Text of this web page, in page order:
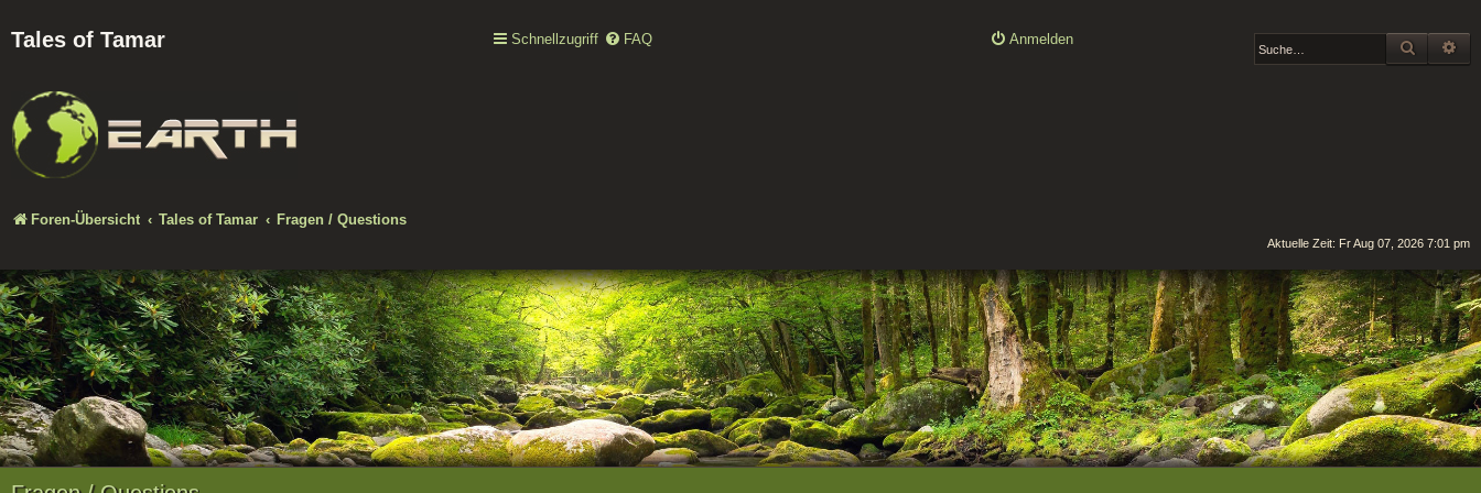
Tales of Tamar Schnellzugriff FAQ Anmelden SUCHE
Foren-Übersicht Tales of Tamar Fragen / Questions
Aktuelle Zeit: Fr Aug 07, 2026 7:01 pm